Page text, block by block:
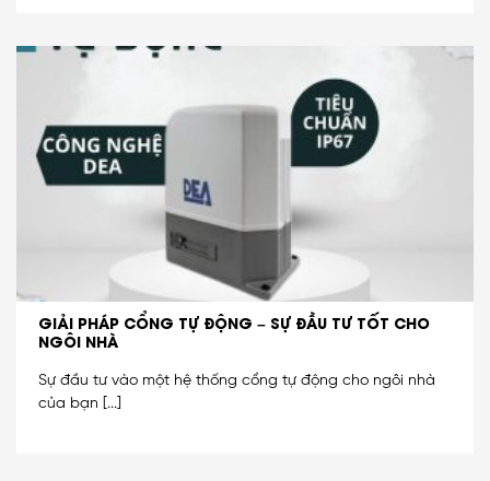
GIẢI PHÁP CỔNG TỰ ĐỘNG – SỰ ĐẦU TƯ TỐT CHO
NGÔI NHÀ
Sự đầu tư vào một hệ thống cổng tự động cho ngôi nhà
của bạn [...]